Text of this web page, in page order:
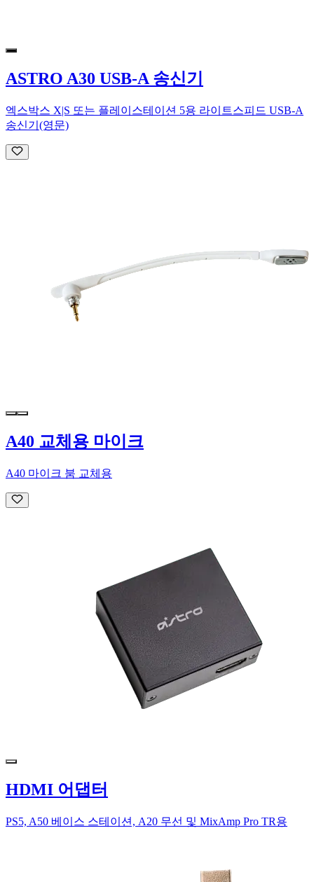
ASTRO A30 USB-A 송신기
엑스박스 X|S 또는 플레이스테이션 5용 라이트스피드 USB-A
송신기(영문)
A40 교체용 마이크
A40 마이크 붐 교체용
HDMI 어댑터
PS5, A50 베이스 스테이션, A20 무선 및 MixAmp Pro TR용